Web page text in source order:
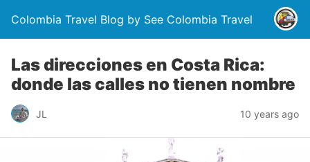
Colombia Travel Blog by See Colombia Travel
Las direcciones en Costa Rica:
donde las calles no tienen nombre
JL 10 years ago